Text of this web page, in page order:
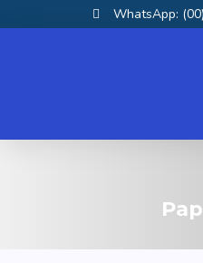
WhatsApp: